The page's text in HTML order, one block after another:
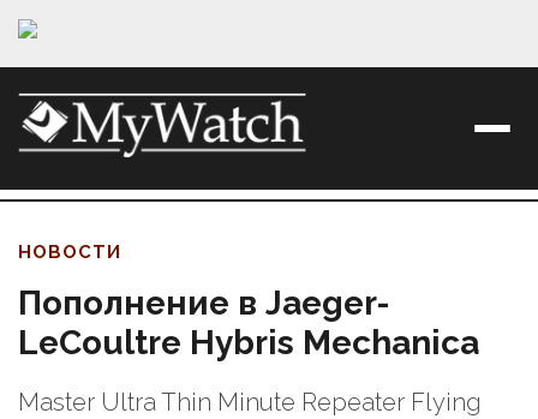
НОВОСТИ
Пополнение в Jaeger-
LeCoultre Hybris Mechanica
Master Ultra Thin Minute Repeater Flying